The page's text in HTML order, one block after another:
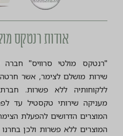
אודות רנטקס
"רנטקס מולטי סרוויס" חברה
שירות מושלם לצימר, אשר חרטה
ללקוחותיה ללא פשרות.
מעניקה שירותי טקסטיל עד
המוצרים הדרושים להפעלת
המוצרים ללא פשרות ולכן